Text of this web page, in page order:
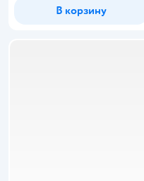
В корзину